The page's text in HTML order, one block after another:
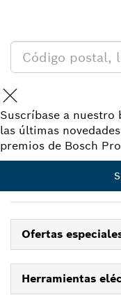
Suscríbase a
las últimas
premios de Bosch
Ofertas
Herramientas